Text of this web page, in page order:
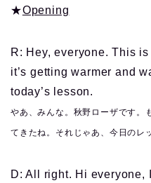
★Opening
R: Hey, everyone. This
it’s getting warmer and
today’s lesson.
やあ、みんな。秋野ローザです。
てきたね。それじゃあ、今日のレ
D: All right. Hi everyone,